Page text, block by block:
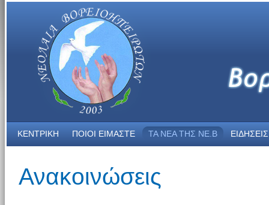
ΚΕΝΤΡΙΚΗ ΠΟΙΟΙ ΕΙΜΑΣΤΕ ΤΑ ΝΕΑ THΣ NE.B ΕΙΔΗΣΕΙΣ
Ανακοινώσεις